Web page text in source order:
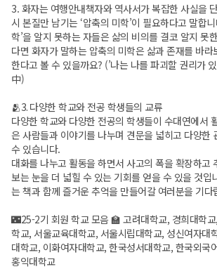
3. 화자는 여행안내책자와 역사서가 복잡한 사실을
시 본질만 남기는 ‘압축의 미학’이 필요하다고 말합
학’을 알지 못하는 자들은 삶의 비의를 결코 알지 못
다면 화자가 말하는 압축의 미학은 삶과 존재를 바라
한다고 볼 수 있을까요? (’나는 나를 파괴할 권리가
中)
🫂3. 다양한 학교와 전공 학생들의 교류
다양한 학교와 다양한 전공의 학생들이 수대연에서
은 사람들과 이야기를 나누며 견문을 넓히고 다양한
수 있습니다.
대화를 나누고 활동을 하면서 사고의 폭을 확장하고
보는 눈을 더 넓힐 수 있는 기회를 얻을 수 있을 것입
는 책과 함께 즐거운 추억을 만들어갈 여러분을 기다
🌃25-2기 회원 학교 모음 🏫 고려대학교, 경희대학
학교, 서울교육대학교, 서울시립대학교, 성신여자대
대학교, 이화여자대학교, 한국성서대학교, 한국외국
홍익대학교